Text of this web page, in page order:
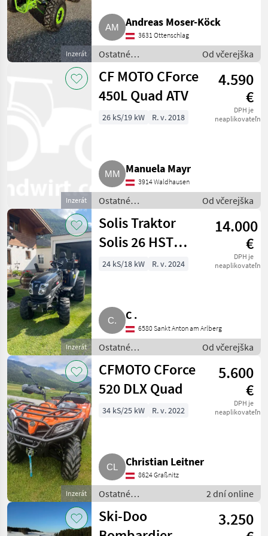
Polaris
6
CF-Moto
5
Marketplace
Nabídky
prodejců
Inzeráty
Inzerát
Andreas Moser-Köck
3631 Ottenschlag
Ostatné
poľnohospodárske
silové stroje / ATV /
UTV / Quad
Od včerejška
Inzerát
CF MOTO CForce
450L Quad ATV
4.590
€
DPH je
neaplikovateľné
26 kS/19 kW R. v. 2018
Manuela Mayr
3914 Waldhausen
Ostatné
poľnohospodárske
silové stroje / ATV /
UTV / Quad
Od včerejška
Inzerát
Solis Traktor
Solis 26 HST
4WD
14.000
€
DPH je
neaplikovateľné
24 kS/18 kW R. v. 2024
C .
6580 Sankt Anton am Arlberg
Ostatné
poľnohospodárske
silové stroje / ATV /
UTV / Quad
Od včerejška
Inzerát
CFMOTO CForce
520 DLX Quad
5.600
€
DPH je
neaplikovateľné
34 kS/25 kW R. v. 2022
Christian Leitner
8624 Graßnitz
Ostatné
poľnohospodárske
silové stroje / ATV / UTV
/ Quad
2 dní online
Ski-Doo
3.250